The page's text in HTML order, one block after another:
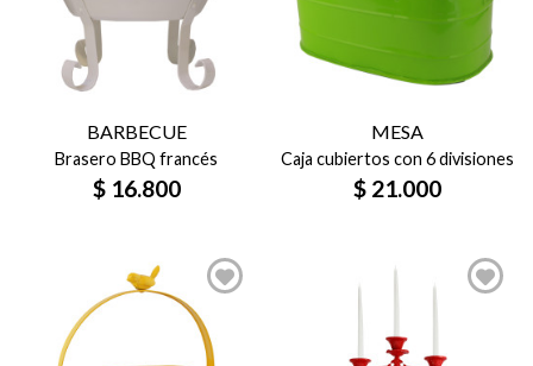
BARBECUE
Brasero BBQ francés
$16.800
MESA
Caja cubiertos con 6 divisiones
$21.000